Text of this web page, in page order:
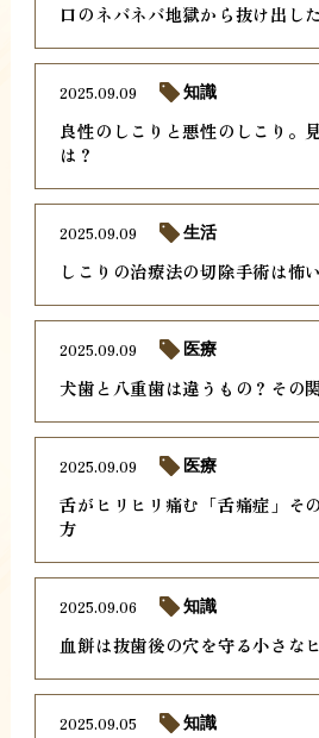
口のネバネバ地獄から抜け出し
良性のしこりと悪性のしこり。
は？
2025.09.09 知識
しこりの治療法の切除手術は怖
2025.09.09 生活
犬歯と八重歯は違うもの？その
2025.09.09 医療
舌がヒリヒリ痛む「舌痛症」そ
方
2025.09.09 医療
血餅は抜歯後の穴を守る小さな
2025.09.06 知識
2025.09.05 知識